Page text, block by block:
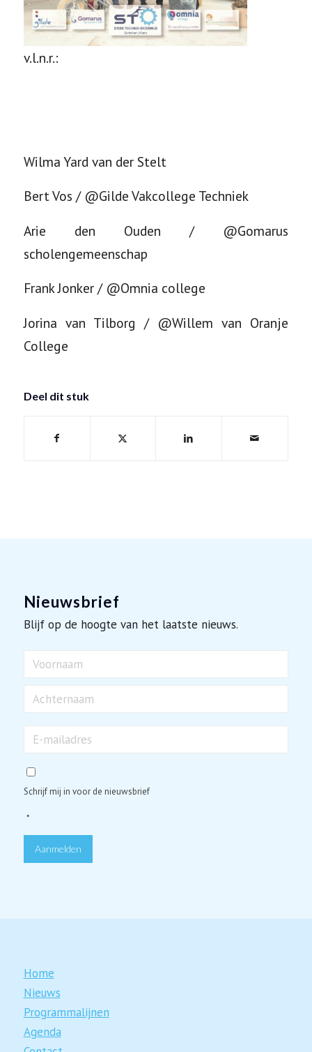
v.l.n.r.:
Wilma Yard van der Stelt
Bert Vos / @Gilde Vakcollege Techniek
Arie den Ouden / @Gomarus
scholengemeenschap
Frank Jonker / @Omnia college
Jorina van Tilborg / @Willem van Oranje
College
Deel dit stuk
Nieuwsbrief
Blijf op de hoogte van het laatste nieuws.
mailadres
Schrijf mij in voor de nieuwsbrief
*
Aanmelden
Home
Nieuws
Programmalijnen
Agenda